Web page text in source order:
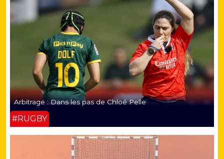
Arbitrage : Dans les pas de Chloé Pelle
#RUGBY